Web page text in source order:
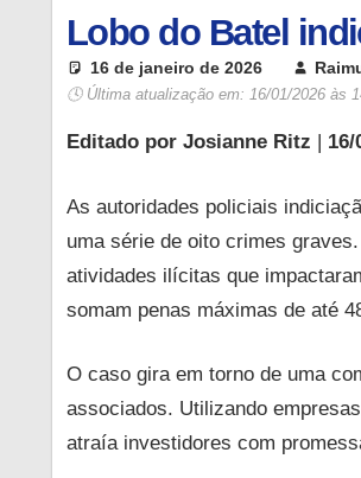
outros
temas,
nosso
informado
realmente
importa.
Lobo do Batel
16 de janeiro de 2026
🕓 Última atualização em: 16/01/2026 às
Editado por Josianne Ritz 16/
As autoridades policiais
uma série de oito crimes
atividades ilícitas que
somam penas máximas de até
O caso gira em torno de uma
associados. Utilizando
atraía investidores com